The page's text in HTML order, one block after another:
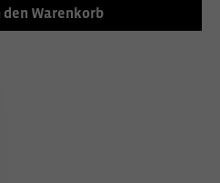
den Warenkorb